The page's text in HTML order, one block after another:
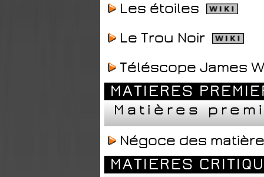
Les étoiles
Le Trou Noir
Téléscope James
MATIERES
Matières
Négoce des
MATIERES